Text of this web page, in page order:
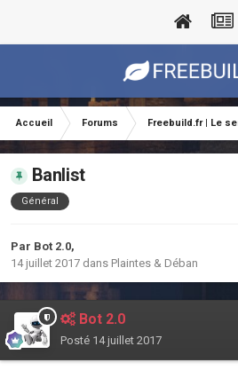
Accueil Forums Freebuild.fr | Le
Banlist
Général
Par Bot 2.0,
14 juillet 2017 dans Plaintes & Déban
Bot 2.0
Posté 14 juillet 2017